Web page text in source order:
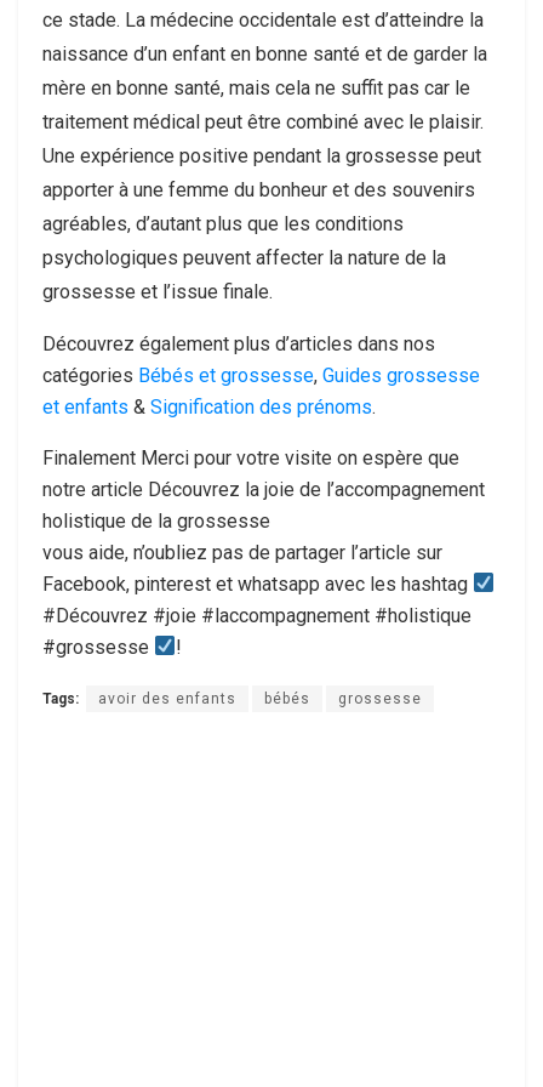
ce stade. La médecine occidentale est d’atteindre la
naissance d’un enfant en bonne santé et de garder la
mère en bonne santé, mais cela ne suffit pas car le
traitement médical peut être combiné avec le plaisir.
Une expérience positive pendant la grossesse peut
apporter à une femme du bonheur et des souvenirs
agréables, d’autant plus que les conditions
psychologiques peuvent affecter la nature de la
grossesse et l’issue finale.
Découvrez également plus d’articles dans nos
catégories Bébés et grossesse, Guides grossesse
et enfants & Signification des prénoms.
Finalement Merci pour votre visite on espère que
notre article Découvrez la joie de l’accompagnement
holistique de la grossesse
vous aide, n’oubliez pas de partager l’article sur
Facebook, pinterest et whatsapp avec les hashtag
#Découvrez #joie #laccompagnement #holistique
#grossesse
!
Tags: avoir des enfants bébés grossesse